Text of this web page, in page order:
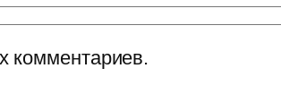
комментариев.